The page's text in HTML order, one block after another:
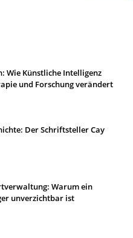
Wie Künstliche Intelligenz
und Forschung verändert
Der Schriftsteller Cay
Warum ein
unverzichtbar ist